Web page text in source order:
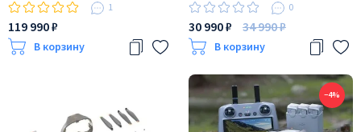
1
119 990 ₽
В корзину
0
30 990 ₽ 34 990 ₽
В корзину
−4%